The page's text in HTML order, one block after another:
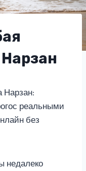
Нарзан:
реальными
без
недалеко